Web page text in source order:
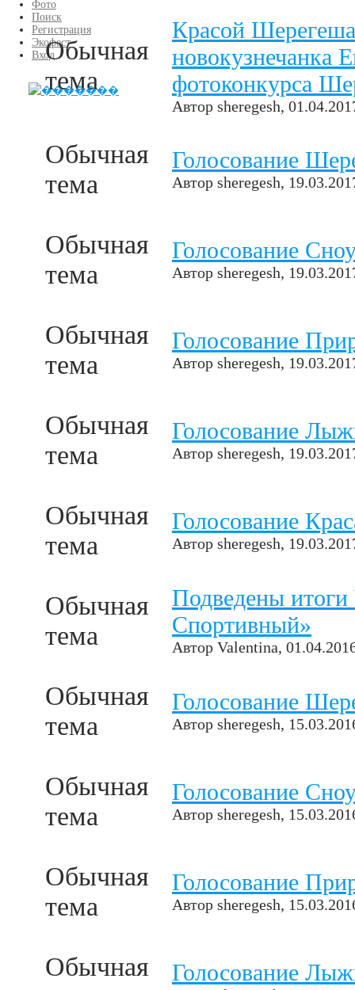
Фото
Поиск
Регистрация
Экофест
ВходОбычная
тема
Красой Шерегеша
новокузнечанка
фотоконкурса
Автор sheregesh,
Обычная
тема
Голосование
Автор sheregesh,
Обычная
тема
Голосование
Автор sheregesh,
Обычная
тема
Голосование
Автор sheregesh,
Обычная
тема
Голосование
Автор sheregesh,
Обычная
тема
Голосование
Автор sheregesh,
Обычная
тема
Подведены
Спортивный»
Автор Valentina,
Обычная
тема
Голосование
Автор sheregesh,
Обычная
тема
Голосование
Автор sheregesh,
Обычная
тема
Голосование
Автор sheregesh,
Обычная
Голосование